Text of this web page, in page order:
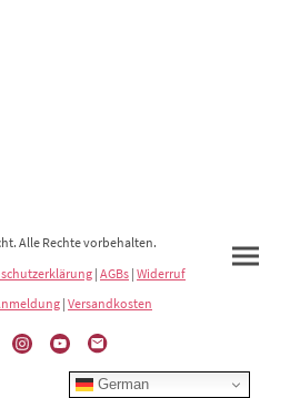
Alle Rechte vorbehalten.
| AGBs | Widerruf
| Versandkosten
German